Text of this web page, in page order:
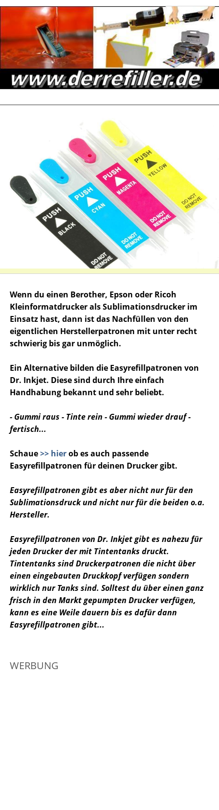
Wenn du einen Berother, Epson oder Ricoh
Kleinformatdrucker als Sublimationsdrucker im
Einsatz hast, dann ist das Nachfüllen von den
eigentlichen Herstellerpatronen mit unter recht
schwierig bis gar unmöglich.
Ein Alternative bilden die Easyrefillpatronen von
Dr. Inkjet. Diese sind durch Ihre einfach
Handhabung bekannt und sehr beliebt.
- Gummi raus - Tinte rein - Gummi wieder drauf -
fertisch...
Schaue>> hierob es auch passende
Easyrefillpatronen für deinen Drucker gibt.
Easyrefillpatronen gibt es aber nicht nur für den
Sublimationsdruck und nicht nur für die beiden o.a.
Hersteller.
Easyrefillpatronen von Dr. Inkjet gibt es nahezu für
jeden Drucker der mit Tintentanks druckt.
Tintentanks sind Druckerpatronen die nicht über
einen eingebauten Druckkopf verfügen sondern
wirklich nur Tanks sind. Solltest du über einen ganz
frisch in den Markt gepumpten Drucker verfügen,
kann es eine Weile dauern bis es dafür dann
Easyrefillpatronen gibt...
WERBUNG